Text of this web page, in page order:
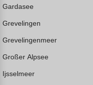
Gardasee
Grevelingen
Grevelingenmeer
Großer Alpsee
Ijsselmeer